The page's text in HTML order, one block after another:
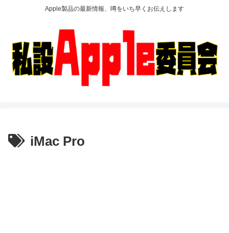
Apple製品の最新情報、噂をいち早くお伝えします
iMac Pro